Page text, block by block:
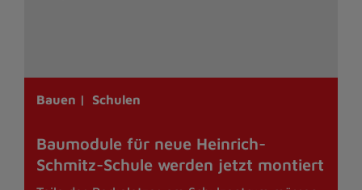
Bauen | Schulen
Baumodule für neue Heinrich-
Schmitz-Schule werden jetzt montiert